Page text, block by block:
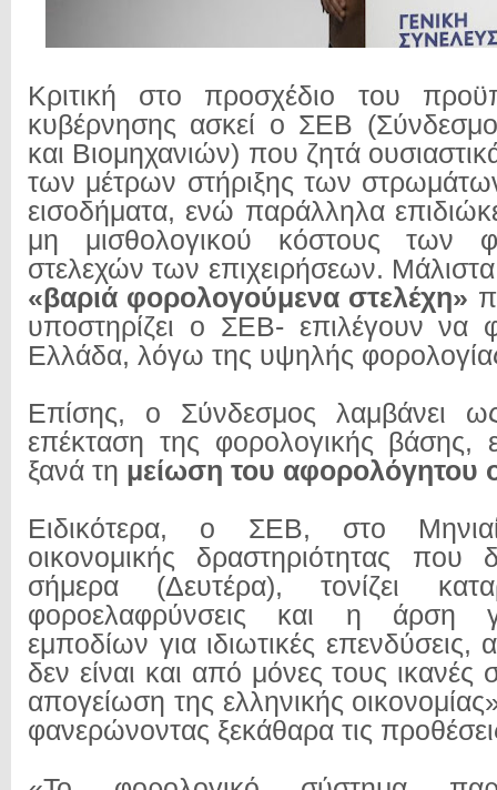
Κριτική στο προσχέδιο του
κυβέρνησης ασκεί ο ΣΕΒ
και Βιομηχανιών) που ζητά
των μέτρων στήριξης των
εισοδήματα, ενώ παράλληλα
μη μισθολογικού κόστους των
στελεχών των επιχειρήσεων.
«βαριά φορολογούμενα στελέχη»
υποστηρίζει ο ΣΕΒ- επιλέγουν να
Ελλάδα, λόγω της υψηλής
Επίσης, ο Σύνδεσμος λαμβάνει
επέκταση της φορολογικής βάσης,
ξανά τη μείωση του αφορολόγητου
Ειδικότερα, ο ΣΕΒ, στο
οικονομικής δραστηριότητας που
σήμερα (Δευτέρα), τονίζει
φοροελαφρύνσεις και η άρση
εμποδίων για ιδιωτικές επενδύσεις,
δεν είναι και από μόνες τους ικανές
απογείωση της ελληνικής
φανερώνοντας ξεκάθαρα τις